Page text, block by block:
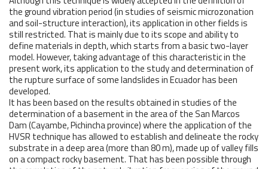
the ground vibration period (in studies of seismic microzonation
and soil-structure interaction), its application in other fields is
still restricted. That is mainly due to its scope and ability to
define materials in depth, which starts from a basic two-layer
model. However, taking advantage of this characteristic in the
present work, its application to the study and determination of
the rupture surface of some landslides in Ecuador has been
developed.
It has been based on the results obtained in studies of the
determination of a basement in the area of the San Marcos
Dam (Cayambe, Pichincha province) where the application of the
HVSR technique has allowed to establish and delineate the rocky
substrate in a deep area (more than 80 m), made up of valley fills
on a compact rocky basement. That has been possible through